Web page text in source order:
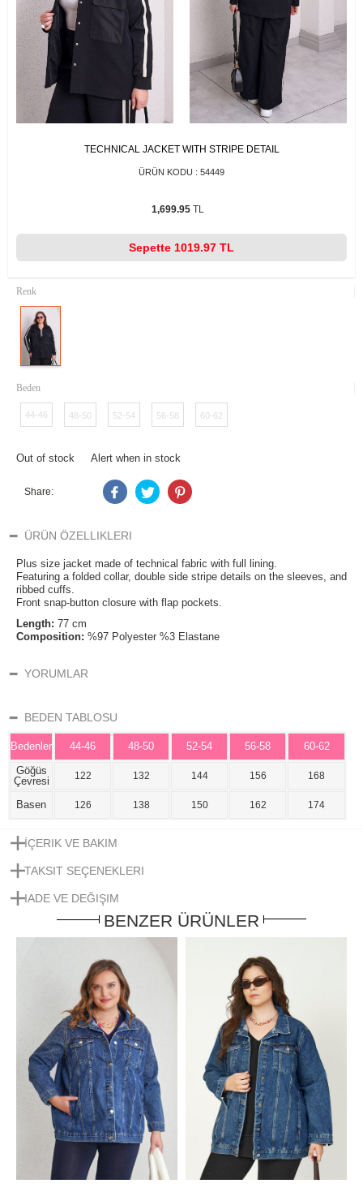
TECHNICAL JACKET WITH STRIPE DETAIL
ÜRÜN KODU : 54449
1,699.95TL
Sepette 1019.97 TL
Renk
Beden
44-46 48-50 52-54 56-58 60-62
Out of stock Alert when in stock
Share:
ÜRÜN ÖZELLIKLERI
Plus size jacket made of technical fabric with full lining.
Featuring a folded collar, double side stripe details on the sleeves, and
ribbed cuffs.
Front snap-button closure with flap pockets.
Length: 77 cm
Composition: %97 Polyester %3 Elastane
YORUMLAR
BEDEN TABLOSU
Bedenler 44-46 48-50 52-54 56-58
60-62
Göğüs
Çevresi
122 132 144 156 168
Basen 126 138 150 162 174
İÇERIK VE BAKIM
TAKSIT SEÇENEKLERI
IADE VE DEĞIŞIM
BENZER ÜRÜNLER